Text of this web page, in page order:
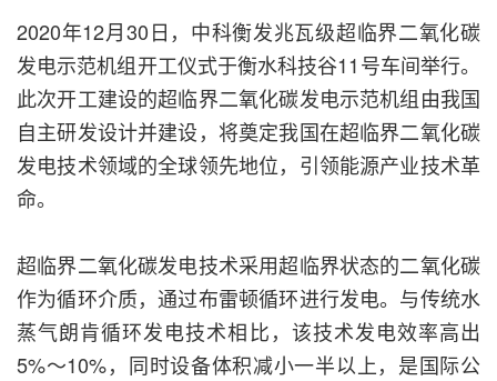
2020年12月30日，中科衡发兆瓦级超临界二氧化碳
发电示范机组开工仪式于衡水科技谷11号车间举行。
此次开工建设的超临界二氧化碳发电示范机组由我国
自主研发设计并建设，将奠定我国在超临界二氧化碳
发电技术领域的全球领先地位，引领能源产业技术革
命。
超临界二氧化碳发电技术采用超临界状态的二氧化碳
作为循环介质，通过布雷顿循环进行发电。与传统水
蒸气朗肯循环发电技术相比，该技术发电效率高出
5%～10%，同时设备体积减小一半以上，是国际公